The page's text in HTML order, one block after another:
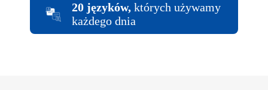
20 języków, których używamy
każdego dnia